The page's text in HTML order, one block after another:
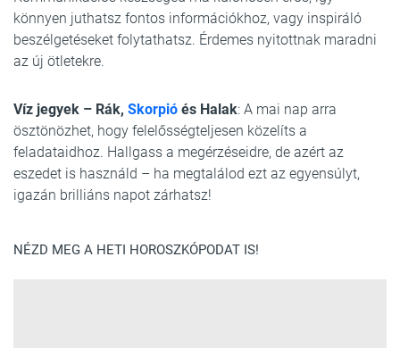
könnyen juthatsz fontos információkhoz, vagy inspiráló
beszélgetéseket folytathatsz. Érdemes nyitottnak maradni
az új ötletekre.
Víz jegyek – Rák, Skorpió és Halak: A mai nap arra
ösztönözhet, hogy felelősségteljesen közelíts a
feladataidhoz. Hallgass a megérzéseidre, de azért az
eszedet is használd – ha megtalálod ezt az egyensúlyt,
igazán brilliáns napot zárhatsz!
NÉZD MEG A HETI HOROSZKÓPODAT IS!